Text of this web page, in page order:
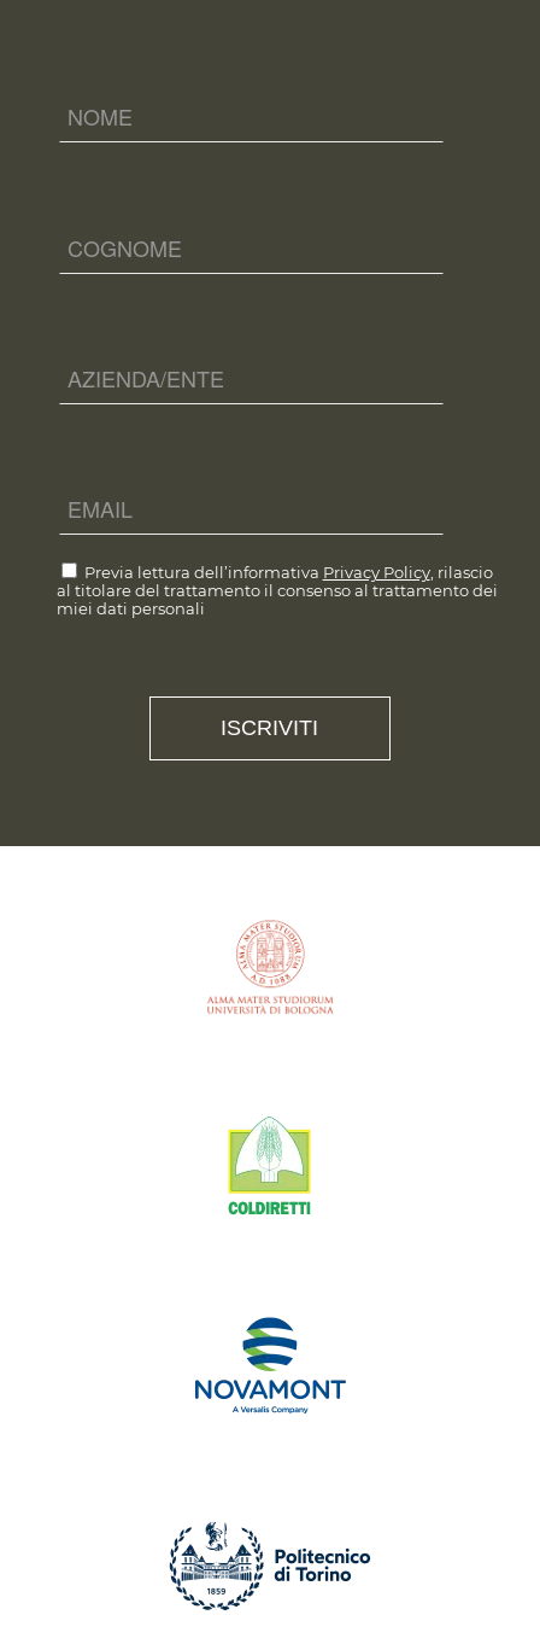
Previa lettura dell’informativa Privacy Policy, rilascio
al titolare del trattamento il consenso al trattamento dei
miei dati personali